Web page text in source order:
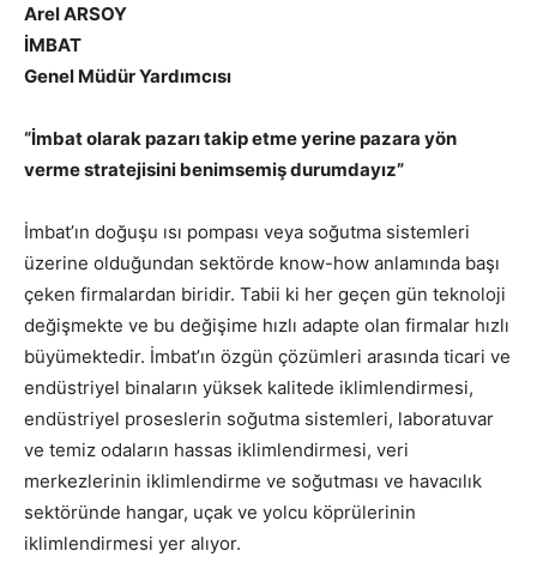
Arel ARSOY
İMBAT
Genel Müdür Yardımcısı
“İmbat olarak pazarı takip etme yerine pazara yön
verme stratejisini benimsemiş durumdayız”
İmbat’ın doğuşu ısı pompası veya soğutma sistemleri
üzerine olduğundan sektörde know-how anlamında başı
çeken firmalardan biridir. Tabii ki her geçen gün teknoloji
değişmekte ve bu değişime hızlı adapte olan firmalar hızlı
büyümektedir. İmbat’ın özgün çözümleri arasında ticari ve
endüstriyel binaların yüksek kalitede iklimlendirmesi,
endüstriyel proseslerin soğutma sistemleri, laboratuvar
ve temiz odaların hassas iklimlendirmesi, veri
merkezlerinin iklimlendirme ve soğutması ve havacılık
sektöründe hangar, uçak ve yolcu köprülerinin
iklimlendirmesi yer alıyor.